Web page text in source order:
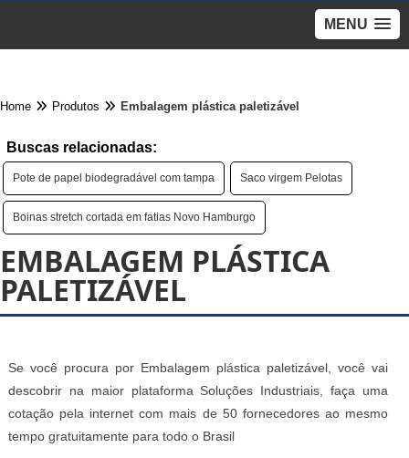
MENU
Home Produtos Embalagem plástica paletizável
Buscas relacionadas:
Pote de papel biodegradável com tampa Saco virgem Pelotas
Boinas stretch cortada em fatias Novo Hamburgo
EMBALAGEM PLÁSTICA
PALETIZÁVEL
Se você procura por Embalagem plástica paletizável, você vai
descobrir na maior plataforma Soluções Industriais, faça uma
cotação pela internet com mais de 50 fornecedores ao mesmo
tempo gratuitamente para todo o Brasil